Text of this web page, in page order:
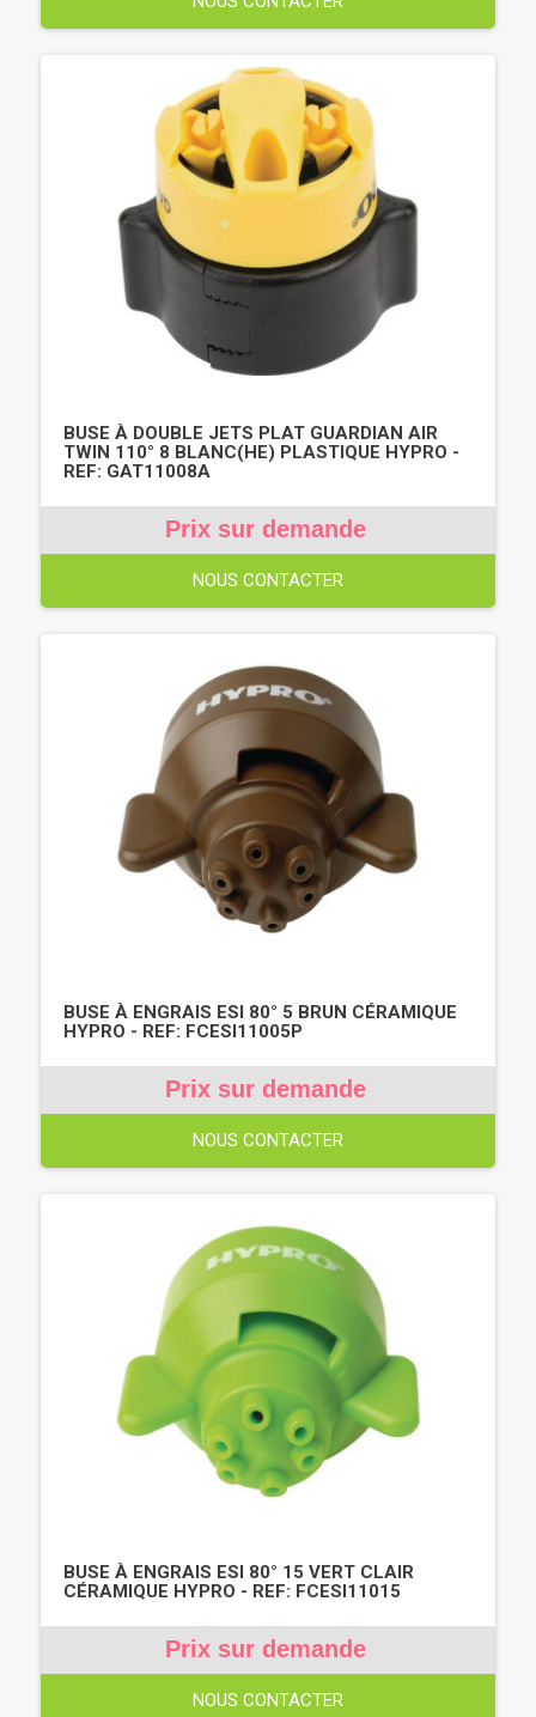
BUSE À DOUBLE JETS PLAT GUARDIAN AIR
TWIN 110° 8 BLANC(HE) PLASTIQUE HYPRO -
REF: GAT11008A
Prix sur demande
NOUS CONTACTER
BUSE À ENGRAIS ESI 80° 5 BRUN CÉRAMIQUE
HYPRO - REF: FCESI11005P
Prix sur demande
NOUS CONTACTER
BUSE À ENGRAIS ESI 80° 15 VERT CLAIR
CÉRAMIQUE HYPRO - REF: FCESI11015
Prix sur demande
NOUS CONTACTER